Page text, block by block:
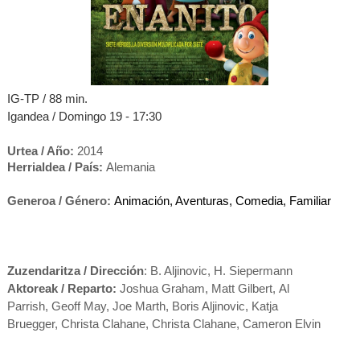
IG-TP / 88 min.
Igandea / Domingo 19 - 17:30
Urtea / Año: 2014
Herrialdea / País: Alemania
Generoa / Género: Animación, Aventuras, Comedia, Familiar
Zuzendaritza / Dirección: B. Aljinovic, H. Siepermann
Aktoreak / Reparto: Joshua Graham, Matt Gilbert, Al
Parrish, Geoff May, Joe Marth, Boris Aljinovic, Katja
Bruegger, Christa Clahane, Christa Clahane, Cameron Elvin